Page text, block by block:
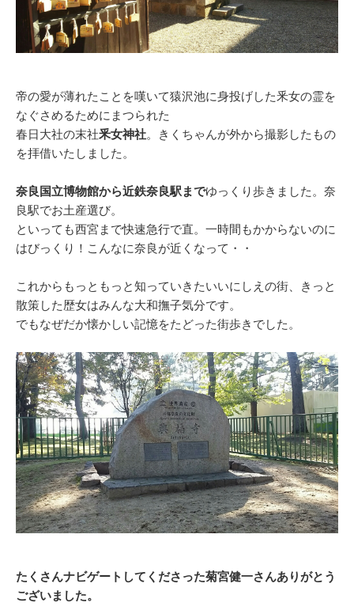
帝の愛が薄れたことを嘆いて猿沢池に身投げした釆女の霊を
なぐさめるためにまつられた
春日大社の末社釆女神社。きくちゃんが外から撮影したもの
を拝借いたしました。
奈良国立博物館から近鉄奈良駅までゆっくり歩きました。奈
良駅でお土産選び。
といっても西宮まで快速急行で直。一時間もかからないのに
はびっくり！こんなに奈良が近くなって・・
これからもっともっと知っていきたいいにしえの街、きっと
散策した歴女はみんな大和撫子気分です。
でもなぜだか懐かしい記憶をたどった街歩きでした。
たくさんナビゲートしてくださった菊宮健一さんありがとう
ございました。